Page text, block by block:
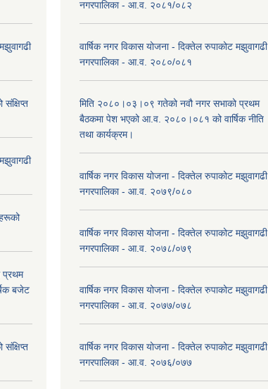
प्रथम
बजेट
नगरपालिका - आ.व. २०८१/०८२
वार्षिक नगर विकास योजना - दिक्तेल रुपाकोट मझुवागढी
नगरपालिका - आ.व. २०८०/०८१
मिति २०८०।०३।०९ गतेको नवौ नगर सभाको प्रथम
बैठकमा पेश भएको आ.व. २०८०।०८१ को वार्षिक नीति
तथा कार्यक्रम।
वार्षिक नगर विकास योजना - दिक्तेल रुपाकोट मझुवागढी
नगरपालिका - आ.व. २०७९/०८०
वार्षिक नगर विकास योजना - दिक्तेल रुपाकोट मझुवागढी
नगरपालिका - आ.व. २०७८/०७९
वार्षिक नगर विकास योजना - दिक्तेल रुपाकोट मझुवागढी
नगरपालिका - आ.व. २०७७/०७८
वार्षिक नगर विकास योजना - दिक्तेल रुपाकोट मझुवागढी
नगरपालिका - आ.व. २०७६/०७७